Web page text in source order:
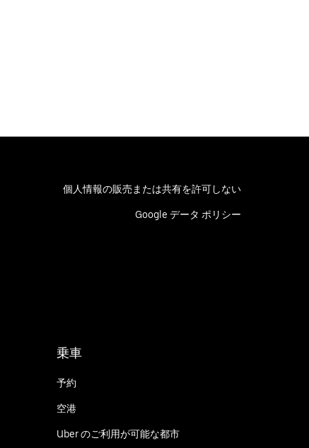
個人情報の販売または共有を許可しない
Google データ ポリシー
乗車
予約
空港
Uber のご利用が可能な都市